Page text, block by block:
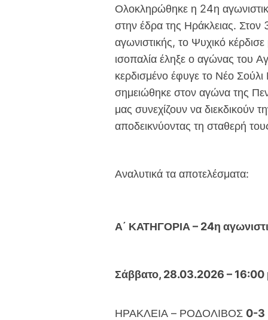
e
b
o
o
t
t
e
r
i
l
y
L
n
Ολοκληρώθηκε η 24η
στην έδρα της Ηράκλειας. Στον
αγωνιστικής, το Ψυχικό
ισοπαλία έληξε ο αγώνας του
κερδισμένο έφυγε το Νέο
σημειώθηκε στον αγώνα της
μας συνεχίζουν να διεκδικούν
αποδεικνύοντας τη σταθερή
Αναλυτικά τα αποτελέσματα:
Α΄ ΚΑΤΗΓΟΡΙΑ – 24η
Σάββατο, 28.03.2026 – 16:00
ΗΡΑΚΛΕΙΑ – ΡΟΔΟΛΙΒΟΣ 0-3